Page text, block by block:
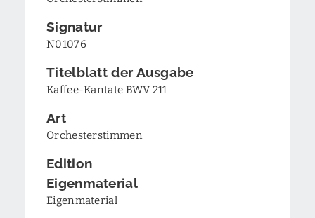
Signatur
N01076
Titelblatt der Ausgabe
Kaffee-Kantate BWV 211
Art
Orchesterstimmen
Edition
Eigenmaterial
Eigenmaterial